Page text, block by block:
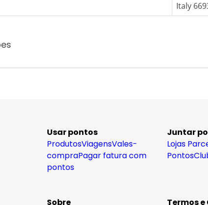
Italy
Usar pontos
ProdutosViagensVales-
compraPagar fatura com
pontos
Juntar
Lojas
Pontos
Sobre Termos